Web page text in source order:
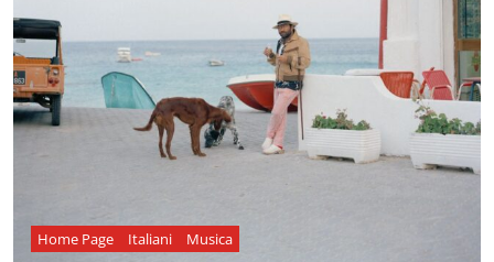
Home Page Italiani Musica